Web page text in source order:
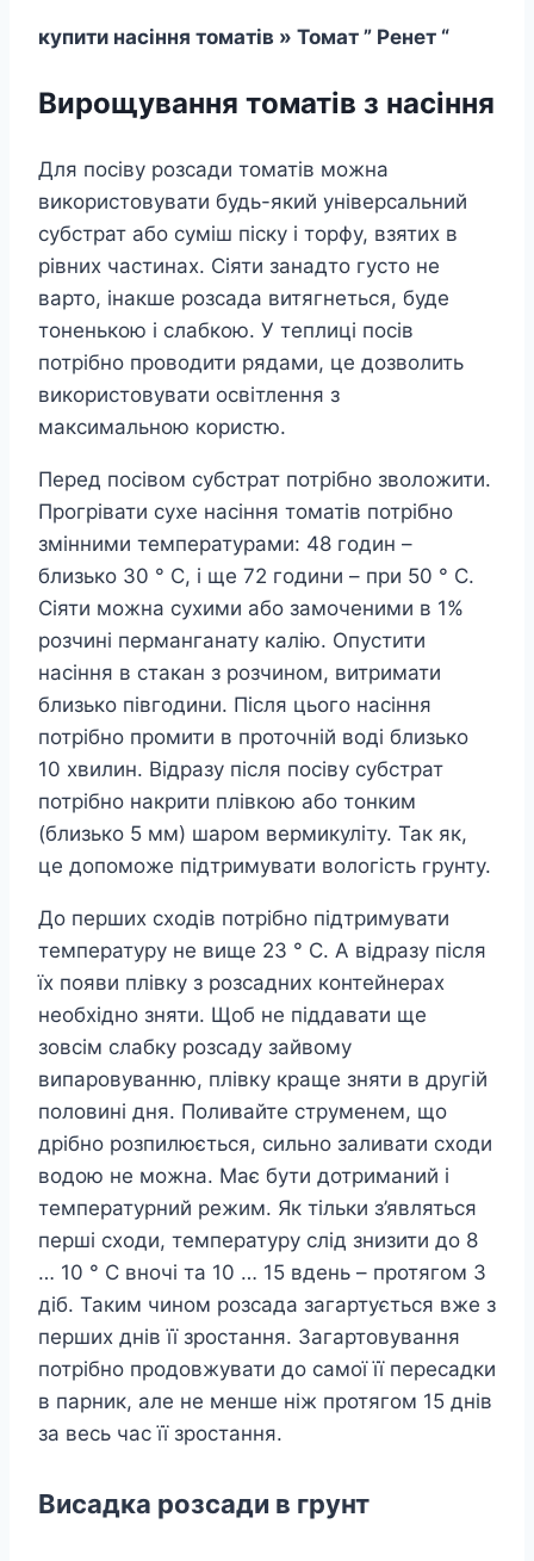
купити насіння томатів » Томат ” Ренет “
Вирощування томатів з насіння
Для посіву розсади томатів можна
використовувати будь-який універсальний
субстрат або суміш піску і торфу, взятих в
рівних частинах. Сіяти занадто густо не
варто, інакше розсада витягнеться, буде
тоненькою і слабкою. У теплиці посів
потрібно проводити рядами, це дозволить
використовувати освітлення з
максимальною користю.
Перед посівом субстрат потрібно зволожити.
Прогрівати сухе насіння томатів потрібно
змінними температурами: 48 годин –
близько 30 ° С, і ще 72 години – при 50 ° С.
Сіяти можна сухими або замоченими в 1%
розчині перманганату калію. Опустити
насіння в стакан з розчином, витримати
близько півгодини. Після цього насіння
потрібно промити в проточній воді близько
10 хвилин. Відразу після посіву субстрат
потрібно накрити плівкою або тонким
(близько 5 мм) шаром вермикуліту. Так як,
це допоможе підтримувати вологість грунту.
До перших сходів потрібно підтримувати
температуру не вище 23 ° С. А відразу після
їх появи плівку з розсадних контейнерах
необхідно зняти. Щоб не піддавати ще
зовсім слабку розсаду зайвому
випаровуванню, плівку краще зняти в другій
половині дня. Поливайте струменем, що
дрібно розпилюється, сильно заливати сходи
водою не можна. Має бути дотриманий і
температурний режим. Як тільки з’являться
перші сходи, температуру слід знизити до 8
… 10 ° С вночі та 10 … 15 вдень – протягом 3
діб. Таким чином розсада загартується вже з
перших днів її зростання. Загартовування
потрібно продовжувати до самої її пересадки
в парник, але не менше ніж протягом 15 днів
за весь час її зростання.
Висадка розсади в грунт